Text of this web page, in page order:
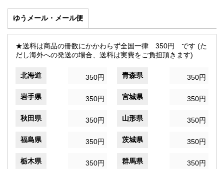
ゆうメール・メール便
★送料は商品の冊数にかかわらず全国一律 350円 です (た
だし海外への発送の場合、送料は実費をご負担頂きます)
北海道 350円 青森県 350円
岩手県 350円 宮城県 350円
秋田県 350円 山形県 350円
福島県 350円 茨城県 350円
栃木県 350円 群馬県 350円